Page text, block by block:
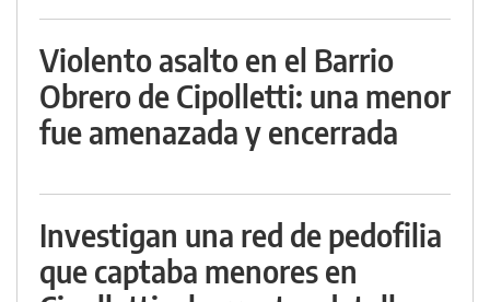
Violento asalto en el Barrio
Obrero de Cipolletti: una menor
fue amenazada y encerrada
Investigan una red de pedofilia
que captaba menores en